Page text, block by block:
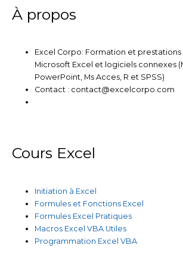
À propos
Excel Corpo: Formation et prestations
Microsoft Excel et logiciels connexes
PowerPoint, Ms Acces, R et SPSS)
Contact : contact@excelcorpo.com
Cours Excel
Initiation à Excel
Formules et Fonctions Excel
Formules Excel Pratiques
Macros Excel VBA Utiles
Programmation Excel VBA